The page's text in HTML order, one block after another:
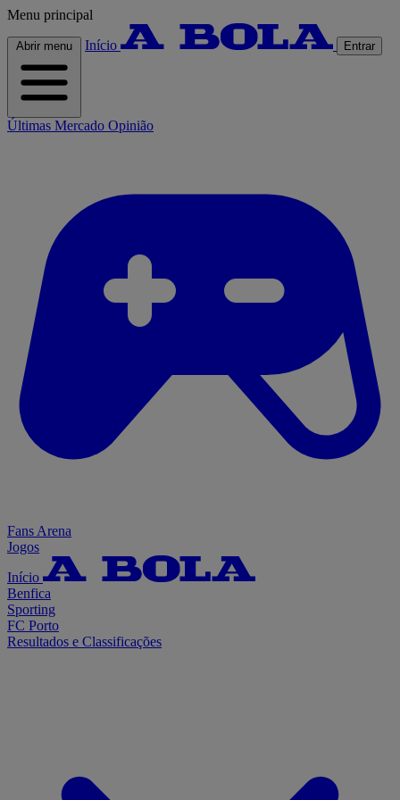
Menu principal
Abrir menu Início Entrar
Últimas Mercado Opinião
Fans Arena
Jogos
Início
Benfica
Sporting
FC Porto
Resultados e Classificações